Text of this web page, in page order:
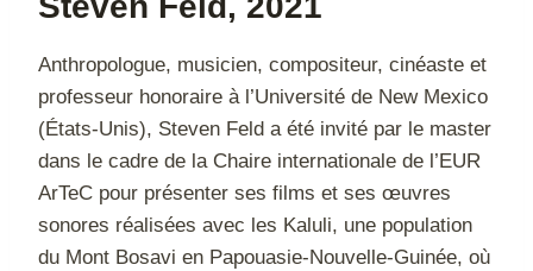
Anthropologue, musicien, compositeur, cinéaste et
professeur honoraire à l’Université de New Mexico
(États-Unis), Steven Feld a été invité par le master
dans le cadre de la Chaire internationale de l’EUR
ArTeC pour présenter ses films et ses œuvres
sonores réalisées avec les Kaluli, une population
du Mont Bosavi en Papouasie-Nouvelle-Guinée, où